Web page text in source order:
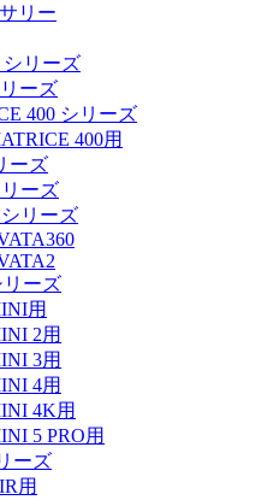
リー
リーズ
ーズ
400 シリーズ
400用
ーズ
ーズ
リーズ
ーズ
用
2用
3用
4用
4K用
5 PRO用
ーズ
用